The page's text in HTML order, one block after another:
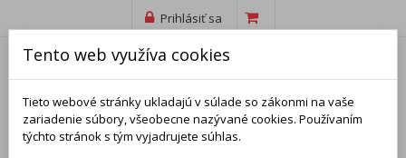
Prihlásiť sa
Tento web využíva cookies
Tieto webové stránky ukladajú v súlade so zákonmi na vaše
zariadenie súbory, všeobecne nazývané cookies. Používaním
týchto stránok s tým vyjadrujete súhlas.